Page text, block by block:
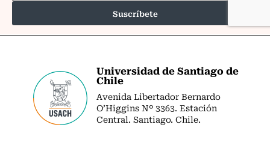
Universidad de Santiago de
Chile
Avenida Libertador Bernardo
O’Higgins Nº 3363. Estación
Central. Santiago. Chile.